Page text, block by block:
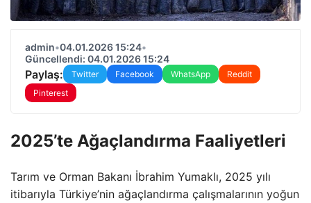
admin•04.01.2026 15:24•
Güncellendi: 04.01.2026 15:24
Paylaş: Twitter Facebook WhatsApp
Reddit
Pinterest
2025’te Ağaçlandırma Faaliyetleri
Tarım ve Orman Bakanı İbrahim Yumaklı, 2025 yılı
itibarıyla Türkiye’nin ağaçlandırma çalışmalarının yoğun